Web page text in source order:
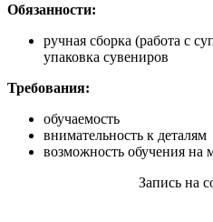
Обязанности:
ручная сборка (работа с
упаковка сувениров
Требования:
обучаемость
внимательность к деталям
возможность обучения на
Запись на